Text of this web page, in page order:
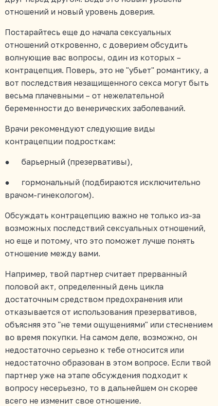
отношений и новый уровень доверия.
Постарайтесь еще до начала сексуальных
отношений откровенно, с доверием обсудить
волнующие вас вопросы, один из которых –
контрацепция. Поверь, это не "убьет" романтику, а
вот последствия незащищенного секса могут быть
весьма плачевными – от нежелательной
беременности до венерических заболеваний.
Врачи рекомендуют следующие виды
контрацепции подросткам:
● барьерный (презервативы),
● гормональный (подбираются исключительно
врачом-гинекологом).
Обсуждать контрацепцию важно не только из-за
возможных последствий сексуальных отношений,
но еще и потому, что это поможет лучше понять
отношение между вами.
Например, твой партнер считает прерванный
половой акт, определенный день цикла
достаточным средством предохранения или
отказывается от использования презервативов,
объясняя это "не теми ощущениями" или стеснением
во время покупки. На самом деле, возможно, он
недостаточно серьезно к тебе относится или
недостаточно образован в этом вопросе. Если твой
партнер уже на этапе обсуждения подходит к
вопросу несерьезно, то в дальнейшем он скорее
всего не изменит свое отношение.